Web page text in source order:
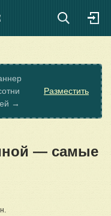
→
Разместить
— самые